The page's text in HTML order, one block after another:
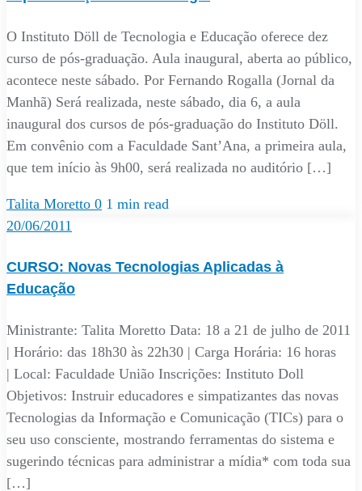
O Instituto Döll de Tecnologia e Educação oferece dez
curso de pós-graduação. Aula inaugural, aberta ao público,
acontece neste sábado. Por Fernando Rogalla (Jornal da
Manhã) Será realizada, neste sábado, dia 6, a aula
inaugural dos cursos de pós-graduação do Instituto Döll.
Em convênio com a Faculdade Sant’Ana, a primeira aula,
que tem início às 9h00, será realizada no auditório […]
Talita Moretto 0 1 min read
20/06/2011
CURSO: Novas Tecnologias Aplicadas à
Educação
Ministrante: Talita Moretto Data: 18 a 21 de julho de 2011
| Horário: das 18h30 às 22h30 | Carga Horária: 16 horas
| Local: Faculdade União Inscrições: Instituto Doll
Objetivos: Instruir educadores e simpatizantes das novas
Tecnologias da Informação e Comunicação (TICs) para o
seu uso consciente, mostrando ferramentas do sistema e
sugerindo técnicas para administrar a mídia* com toda sua
[…]